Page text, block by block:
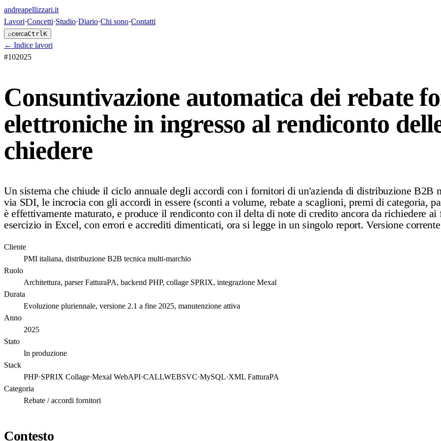
andreapellizzari.it
Lavori·Concetti·Studio·Diario·Chi sono·Contatti
⌕cercaCtrlK
← Indice lavori
#102025
Consuntivazione automatica dei rebate
elettroniche in ingresso al rendiconto
chiedere
Un sistema che chiude il ciclo annuale degli accordi con i fornitori di un'azienda di distribuzione B2B
via SDI, le incrocia con gli accordi in essere (sconti a volume, rebate a scaglioni, premi di categoria,
è effettivamente maturato, e produce il rendiconto con il delta di note di credito ancora da richiedere
esercizio in Excel, con errori e accrediti dimenticati, ora si legge in un singolo report. Versione
Cliente
PMI italiana, distribuzione B2B tecnica multi-marchio
Ruolo
Architettura, parser FatturaPA, backend PHP, collage SPRIX, integrazione Mexal
Durata
Evoluzione pluriennale, versione 2.1 a fine 2025, manutenzione attiva
Anno
2025
Stato
In produzione
Stack
PHP·SPRIX Collage·Mexal WebAPI·CALLWEBSVC·MySQL·XML FatturaPA
Categoria
Rebate / accordi fornitori
Contesto